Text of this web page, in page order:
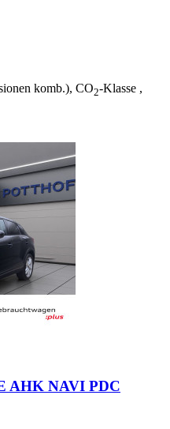
komb.), CO2-Klasse ,
AHK NAVI PDC